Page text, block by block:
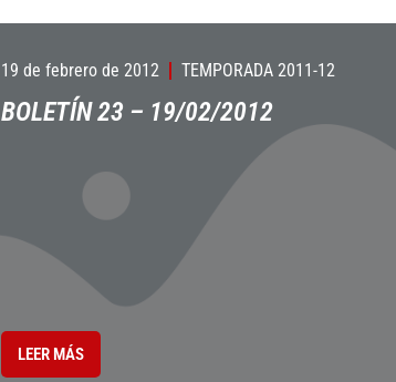
19 de febrero de 2012 TEMPORADA 2011-12
BOLETÍN 23 – 19/02/2012
LEER MÁS